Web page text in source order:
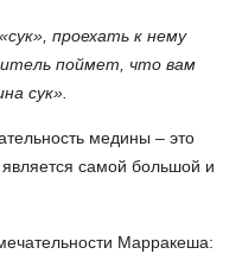
проехать к нему
поймет, что вам
сук».
медины – это
является самой большой и
Марракеша: